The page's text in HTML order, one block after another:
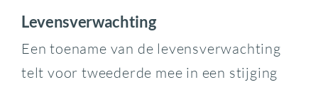
Levensverwachting
Een toename van de levensverwachting
telt voor tweederde mee in een stijging